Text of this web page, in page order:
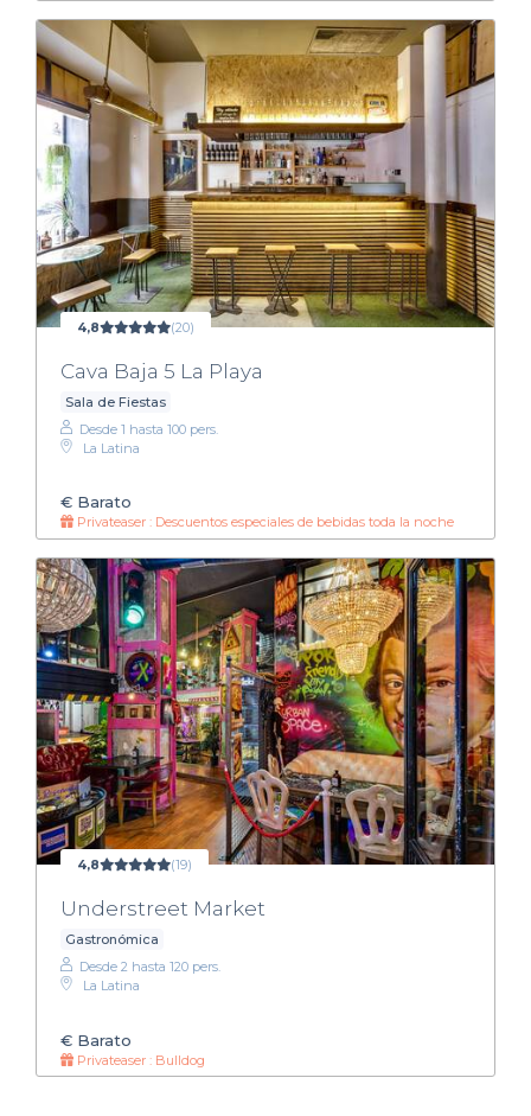
4,8 (20)
Cava Baja 5 La Playa
Sala de Fiestas
Desde 1 hasta 100 pers.
La Latina
€ Barato
Privateaser : Descuentos especiales de bebidas toda la noche
4,8 (19)
Understreet Market
Gastronómica
Desde 2 hasta 120 pers.
La Latina
€ Barato
Privateaser : Bulldog